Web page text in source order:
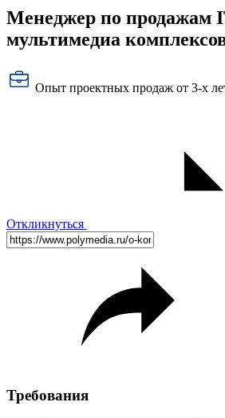
Менеджер по продажам
мультимедиа
Опыт проектных продаж от 3-х
Откликнуться
Требования